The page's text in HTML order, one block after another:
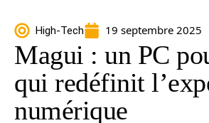
High-Tech 19 septembre 2025
Magui : un PC
qui redéfinit
numérique